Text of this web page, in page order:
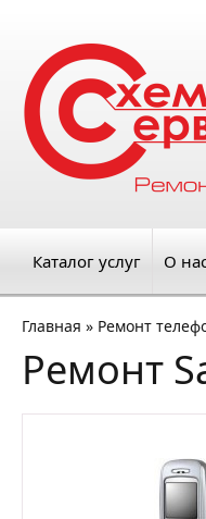
Каталог услуг О
Главная » Ремонт
Ремонт